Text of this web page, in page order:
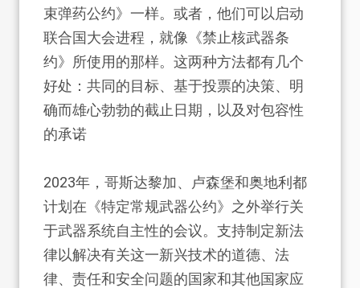
束弹药公约》一样。或者，他们可以启动
联合国大会进程，就像《禁止核武器条
约》所使用的那样。这两种方法都有几个
好处：共同的目标、基于投票的决策、明
确而雄心勃勃的截止日期，以及对包容性
的承诺
2023年，哥斯达黎加、卢森堡和奥地利都
计划在《特定常规武器公约》之外举行关
于武器系统自主性的会议。支持制定新法
律以解决有关这一新兴技术的道德、法
律、责任和安全问题的国家和其他国家应